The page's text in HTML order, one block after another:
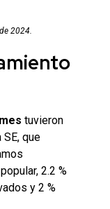
2024.
tuvieron
que
2.2 %
y 2 %